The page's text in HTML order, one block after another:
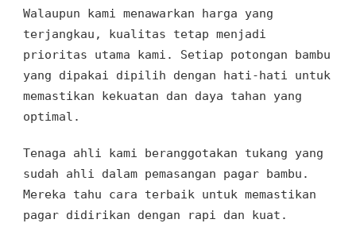
Walaupun kami menawarkan harga yang
terjangkau, kualitas tetap menjadi
prioritas utama kami. Setiap potongan bambu
yang dipakai dipilih dengan hati-hati untuk
memastikan kekuatan dan daya tahan yang
optimal.
Tenaga ahli kami beranggotakan tukang yang
sudah ahli dalam pemasangan pagar bambu.
Mereka tahu cara terbaik untuk memastikan
pagar didirikan dengan rapi dan kuat.